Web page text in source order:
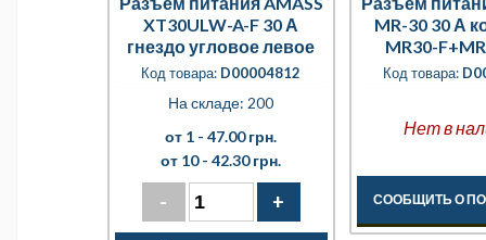
XT30ULW-A-F 30 А
гнездо угловое левое
Код товара: D00004812
На складе: 200
от 1 - 47.00 грн.
от 10 - 42.30 грн.
- +
MR-30 30 А
MR30-
Код товара:
Нет в
СООБЩИТЬ О